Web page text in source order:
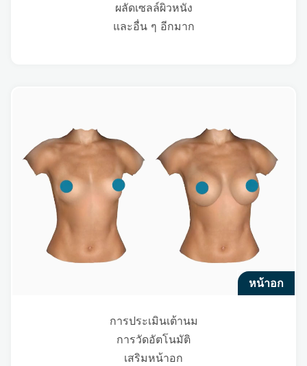
ผลัดเซลล์ผิวหนัง
และอื่น ๆ อีกมาก
หน้าอก
การประเมินเต้านม
การวัดอัตโนมัติ
เสริมหน้าอก